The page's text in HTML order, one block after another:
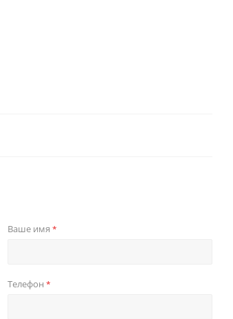
Ваше имя *
Телефон *